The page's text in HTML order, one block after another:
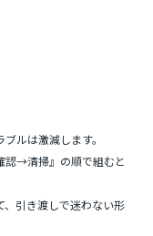
ルは激減します。
→清掃』の順で組むと
引き渡しで迷わない形